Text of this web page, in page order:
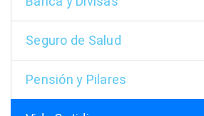
Seguro de Salud
Pensión y Pilares